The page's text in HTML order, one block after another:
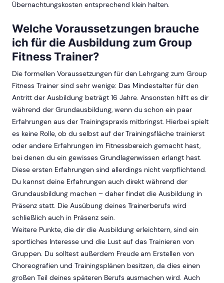
Übernachtungskosten entsprechend klein halten.
Welche Voraussetzungen brauche
ich für die Ausbildung zum Group
Fitness Trainer?
Die formellen Voraussetzungen für den Lehrgang zum Group
Fitness Trainer sind sehr wenige: Das Mindestalter für den
Antritt der Ausbildung beträgt 16 Jahre. Ansonsten hilft es dir
während der Grundausbildung, wenn du schon ein paar
Erfahrungen aus der Trainingspraxis mitbringst. Hierbei spielt
es keine Rolle, ob du selbst auf der Trainingsfläche trainierst
oder andere Erfahrungen im Fitnessbereich gemacht hast,
bei denen du ein gewisses Grundlagenwissen erlangt hast.
Diese ersten Erfahrungen sind allerdings nicht verpflichtend.
Du kannst deine Erfahrungen auch direkt während der
Grundausbildung machen – daher findet die Ausbildung in
Präsenz statt. Die Ausübung deines Trainerberufs wird
schließlich auch in Präsenz sein.
Weitere Punkte, die dir die Ausbildung erleichtern, sind ein
sportliches Interesse und die Lust auf das Trainieren von
Gruppen. Du solltest außerdem Freude am Erstellen von
Choreografien und Trainingsplänen besitzen, da dies einen
großen Teil deines späteren Berufs ausmachen wird. Auch